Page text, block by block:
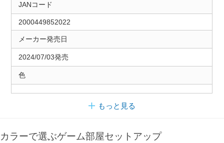
JANコード
2000449852022
メーカー発売日
2024/07/03発売
色
もっと見る
カラーで選ぶゲーム部屋セットアップ